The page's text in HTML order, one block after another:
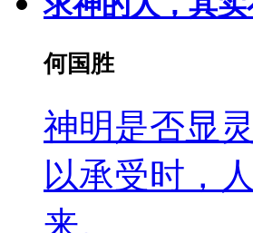
何国胜
神明是否显
以承受时，
来。